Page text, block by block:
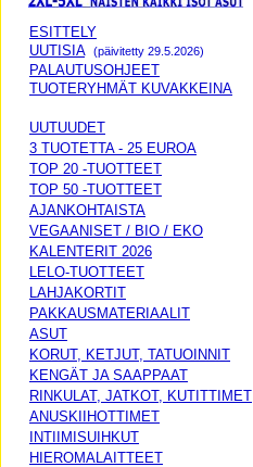
ESITTELY
UUTISIA
(päivitetty 29.5.2026)
PALAUTUSOHJEET
TUOTERYHMÄT KUVAKKEINA
UUTUUDET
3 TUOTETTA - 25 EUROA
TOP 20 -TUOTTEET
TOP 50 -TUOTTEET
AJANKOHTAISTA
VEGAANISET / BIO / EKO
KALENTERIT 2026
LELO-TUOTTEET
LAHJAKORTIT
PAKKAUSMATERIAALIT
ASUT
KORUT, KETJUT, TATUOINNIT
KENGÄT JA SAAPPAAT
RINKULAT, JATKOT, KUTITTIMET
ANUSKIIHOTTIMET
INTIIMISUIHKUT
HIEROMALAITTEET